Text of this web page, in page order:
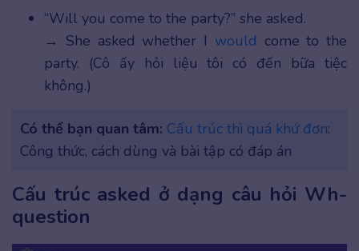
“Will you come to the party?” she asked.
→ She asked whether I would come to the
party. (Cô ấy hỏi liệu tôi có đến bữa tiệc
không.)
Có thể bạn quan tâm: Cấu trúc thì quá khứ đơn:
Công thức, cách dùng và bài tập có đáp án
Cấu trúc asked ở dạng câu hỏi Wh-
question